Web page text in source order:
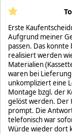
Erste
Aufgrund meiner
passen. Das konnte
realisiert werden
Materialien
waren bei
unkompliziert eine
Montage bzgl. der
gelöst werden. Der
prompt. Die
telefonisch war
Würde wieder dort